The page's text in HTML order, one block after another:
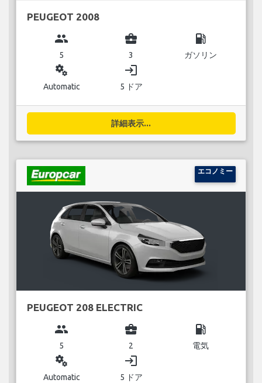
PEUGEOT 2008
group
5
business_center
3
local_gas_station
ガソリン
miscellaneous_services
Automatic
login
5 ドア
詳細表示...
エコノミー
PEUGEOT 208 ELECTRIC
group
5
business_center
2
local_gas_station
電気
miscellaneous_services
Automatic
login
5 ドア